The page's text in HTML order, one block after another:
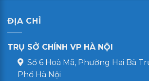
ĐỊA CHỈ
TRỤ SỞ CHÍNH VP HÀ NỘI
Số 6 Hoà Mã, Phường Hai Bà
Phố Hà Nội